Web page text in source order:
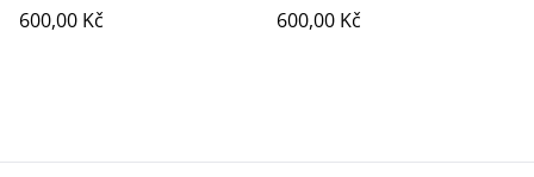
600,00 Kč
600,00 Kč